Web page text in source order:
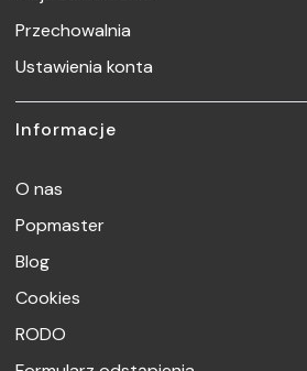
Przechowalnia
Ustawienia konta
Informacje
O nas
Popmaster
Blog
Cookies
RODO